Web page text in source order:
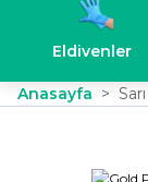
Eldivenler
Anasayfa